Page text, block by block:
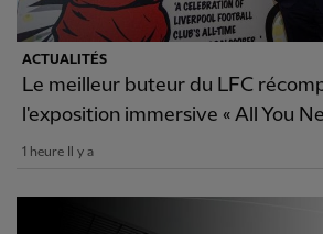
ACTUALITÉS
Le meilleur buteur du LFC
l'exposition immersive « All You
1 heure Il y a